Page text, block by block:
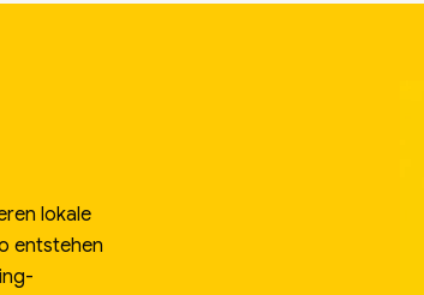
lokale
entstehen